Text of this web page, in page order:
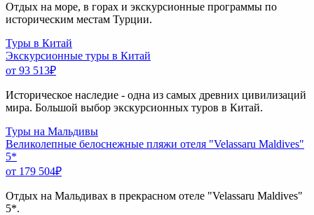
Отдых на море, в горах и экскурсионные программы по
историческим местам Турции.
Туры в Китай
Экскурсионные туры в Китай
от 93 513₽
Историческое наследие - одна из самых древних цивилизаций
мира. Большой выбор экскурсионных туров в Китай.
Туры на Мальдивы
Великолепные белоснежные пляжи отеля "Velassaru Maldives"
5*
от 179 504₽
Отдых на Мальдивах в прекрасном отеле "Velassaru Maldives"
5*.